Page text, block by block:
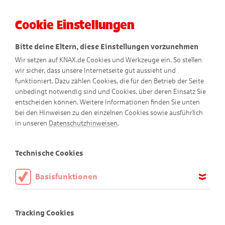
Abenteuer-Comics
Cookie Einstellungen
Bitte deine Eltern, diese Einstellungen vorzunehmen
Wir setzen auf KNAX.de Cookies und Werkzeuge ein. So stellen
wir sicher, dass unsere Internetseite gut aussieht und
funktioniert. Dazu zählen Cookies, die für den Betrieb der Seite
unbedingt notwendig sind und Cookies, über deren Einsatz Sie
entscheiden können. Weitere Informationen finden Sie unten
bei den Hinweisen zu den einzelnen Cookies sowie ausführlich
in unseren Datenschutzhinweisen.
Technische Cookies
Basisfunktionen
aktiviert sein.
Tracking Cookies